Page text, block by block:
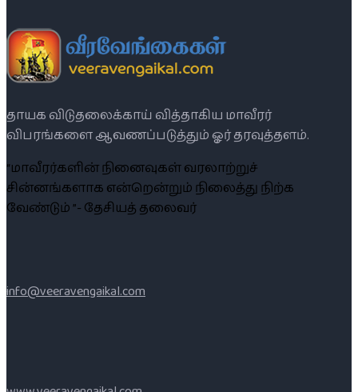
தாயக விடுதலைக்காய் வித்தாகிய மாவீரர்
விபரங்களை ஆவணப்படுத்தும் ஓர் தரவுத்தளம்.
“மாவீரர்களின் நினைவுகள் வரலாற்றுச்
சின்னங்களாக என்றென்றும் நிலைத்து நிற்க
வேண்டும் ”- தேசியத் தலைவர்
info@veeravengaikal.com